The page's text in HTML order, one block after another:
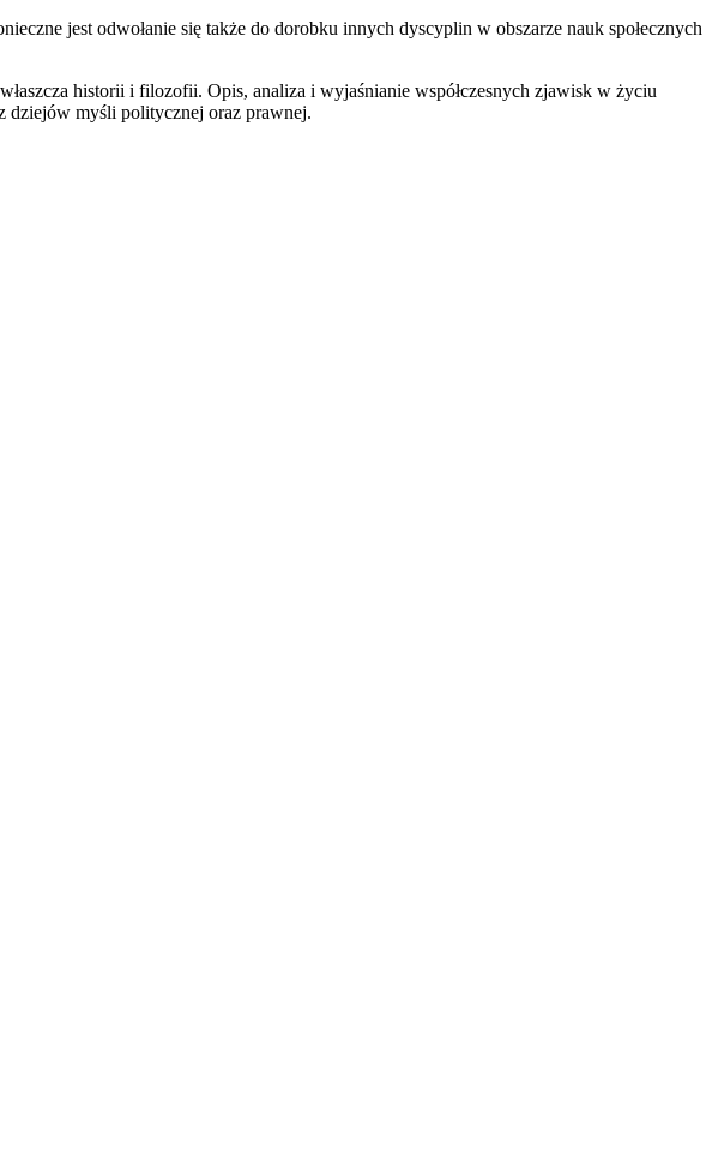
jest odwołanie się także do dorobku innych dyscyplin w obszarze nauk społecznych
historii i filozofii. Opis, analiza i wyjaśnianie współczesnych zjawisk w życiu
dziejów myśli politycznej oraz prawnej.